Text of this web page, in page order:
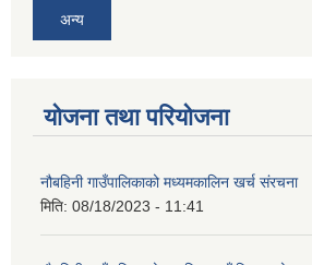
अन्य
योजना तथा परियोजना
नौबहिनी गाउँपालिकाको मध्यमकालिन खर्च संरचना
मिति: 08/18/2023 - 11:41